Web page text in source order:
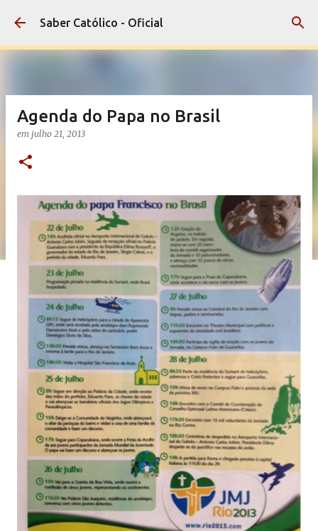
Pular para o conteúdo principal
Saber Católico - Oficial
Agenda do Papa no Brasil
em julho 21, 2013